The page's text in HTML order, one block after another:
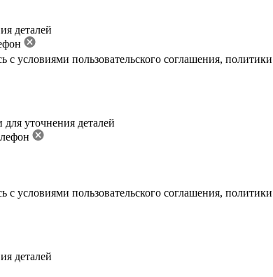
деталей
с условиями пользовательского соглашения,
уточнения деталей
с условиями пользовательского соглашения,
деталей